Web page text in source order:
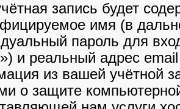
запись будет
имя (в
пароль для
и реальный адрес
из вашей учётной
о защите